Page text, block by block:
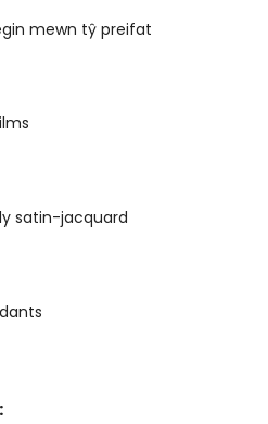
mewn tŷ preifat
satin-jacquard